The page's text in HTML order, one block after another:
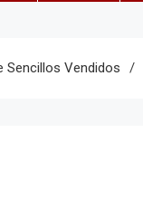
Sencillos Vendidos